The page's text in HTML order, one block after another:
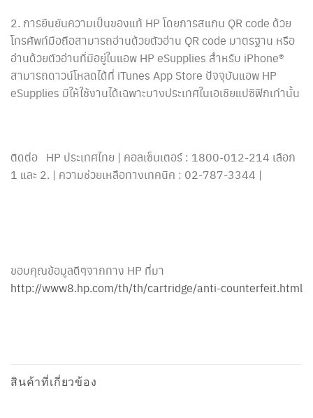
2. การยืนยันความเป็นของแท้ HP โดยการสแกน QR code ด้วย
โทรศัพท์มือถือสามารถอ่านด้วยตัวอ่าน QR code มาตรฐาน หรือ
อ่านด้วยตัวอ่านที่มีอยู่ในแอพ HP eSupplies สำหรับ iPhone®
สามารถดาวน์โหลดได้ที่ iTunes App Store ปัจจุบันแอพ HP
eSupplies มีให้ใช้งานได้เฉพาะบางประเทศในเอเชียแปซิฟิกเท่านั้น
ติดต่อ HP ประเทศไทย | คอลเซ็นเตอร์ : 1800-012-214 เลือก
1 และ 2. | ความช่วยเหลือทางเทคนิค : 02-787-3344 |
ขอบคุณข้อมูลดีๆจากทาง HP ที่มา
http://www8.hp.com/th/th/cartridge/anti-counterfeit.html
สินค้าที่เกี่ยวข้อง